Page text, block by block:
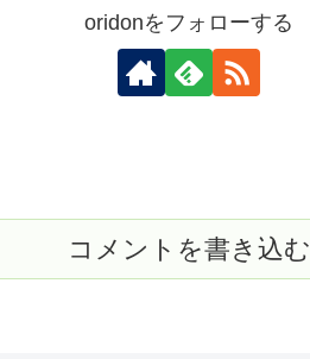
oridonをフォローする
コメントを書き込む